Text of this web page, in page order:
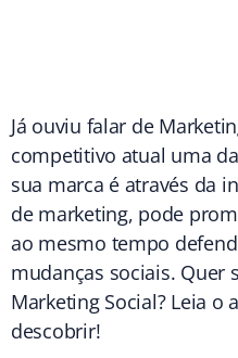
Já ouviu falar de
competitivo atual uma
sua marca é através da
de marketing, pode
ao mesmo tempo
mudanças sociais. Quer
Marketing Social? Leia o
descobrir!